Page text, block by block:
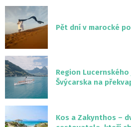
Pět dní v marocké
Region
Švýcarska na
Kos a Zakynthos –